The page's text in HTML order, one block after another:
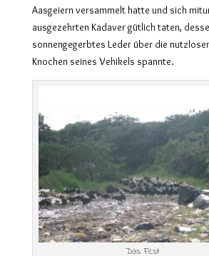
Aasgeiern versammelt hatte und sich
ausgezehrten Kadaver gütlich taten,
sonnengegerbtes Leder über die
Knochen seines Vehikels spannte.
Das Fest